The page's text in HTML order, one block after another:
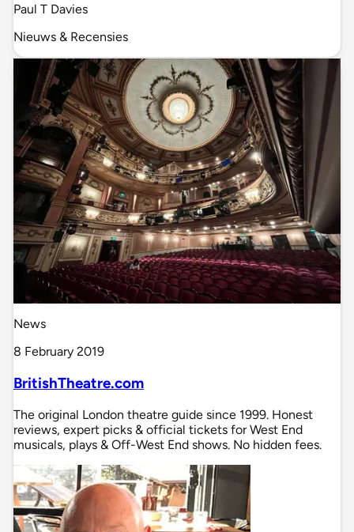
Paul T Davies
Nieuws & Recensies
News
8 February 2019
BritishTheatre.com
The original London theatre guide since 1999. Honest
reviews, expert picks & official tickets for West End
musicals, plays & Off-West End shows. No hidden fees.